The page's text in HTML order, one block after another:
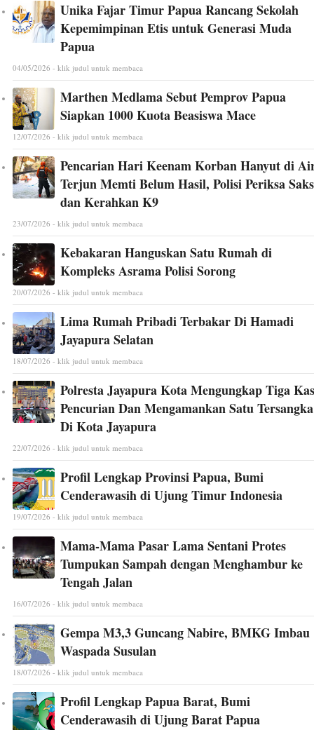
Unika Fajar Timur Papua Rancang Sekolah
Kepemimpinan Etis untuk Generasi Muda
Papua
04/05/2026 - klik judul untuk membaca
Marthen Medlama Sebut Pemprov Papua
Siapkan 1000 Kuota Beasiswa Mace
12/07/2026 - klik judul untuk membaca
Pencarian Hari Keenam Korban Hanyut di
Terjun Memti Belum Hasil, Polisi Periksa
dan Kerahkan K9
23/07/2026 - klik judul untuk membaca
Kebakaran Hanguskan Satu Rumah di
Kompleks Asrama Polisi Sorong
20/07/2026 - klik judul untuk membaca
Lima Rumah Pribadi Terbakar Di Hamadi
Jayapura Selatan
18/07/2026 - klik judul untuk membaca
Polresta Jayapura Kota Mengungkap Tiga
Pencurian Dan Mengamankan Satu Tersangka
Di Kota Jayapura
22/07/2026 - klik judul untuk membaca
Profil Lengkap Provinsi Papua, Bumi
Cenderawasih di Ujung Timur Indonesia
19/07/2026 - klik judul untuk membaca
Mama-Mama Pasar Lama Sentani Protes
Tumpukan Sampah dengan Menghambur ke
Tengah Jalan
16/07/2026 - klik judul untuk membaca
Gempa M3,3 Guncang Nabire, BMKG Imbau
Waspada Susulan
18/07/2026 - klik judul untuk membaca
Profil Lengkap Papua Barat, Bumi
Cenderawasih di Ujung Barat Papua